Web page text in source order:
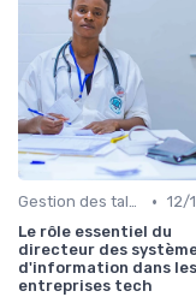
Gestion des talents IT • 12/
Le rôle essentiel du
directeur des
d'information dans les
entreprises tech